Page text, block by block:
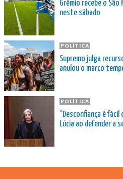
Grêmio recebe o
neste sábado
POLÍTICA
Supremo julga
anulou o marco
POLÍTICA
“Desconfiança é
Lúcia ao defender a